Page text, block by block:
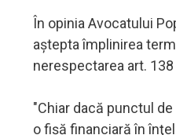
În opinia Avocatului
aştepta împlinirea
nerespectarea art.
"Chiar dacă punctul
o fişă financiară în